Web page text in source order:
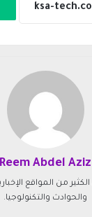
Reem Abdel Aziz
من المواقع
والحوادث والتكنولوجيا.